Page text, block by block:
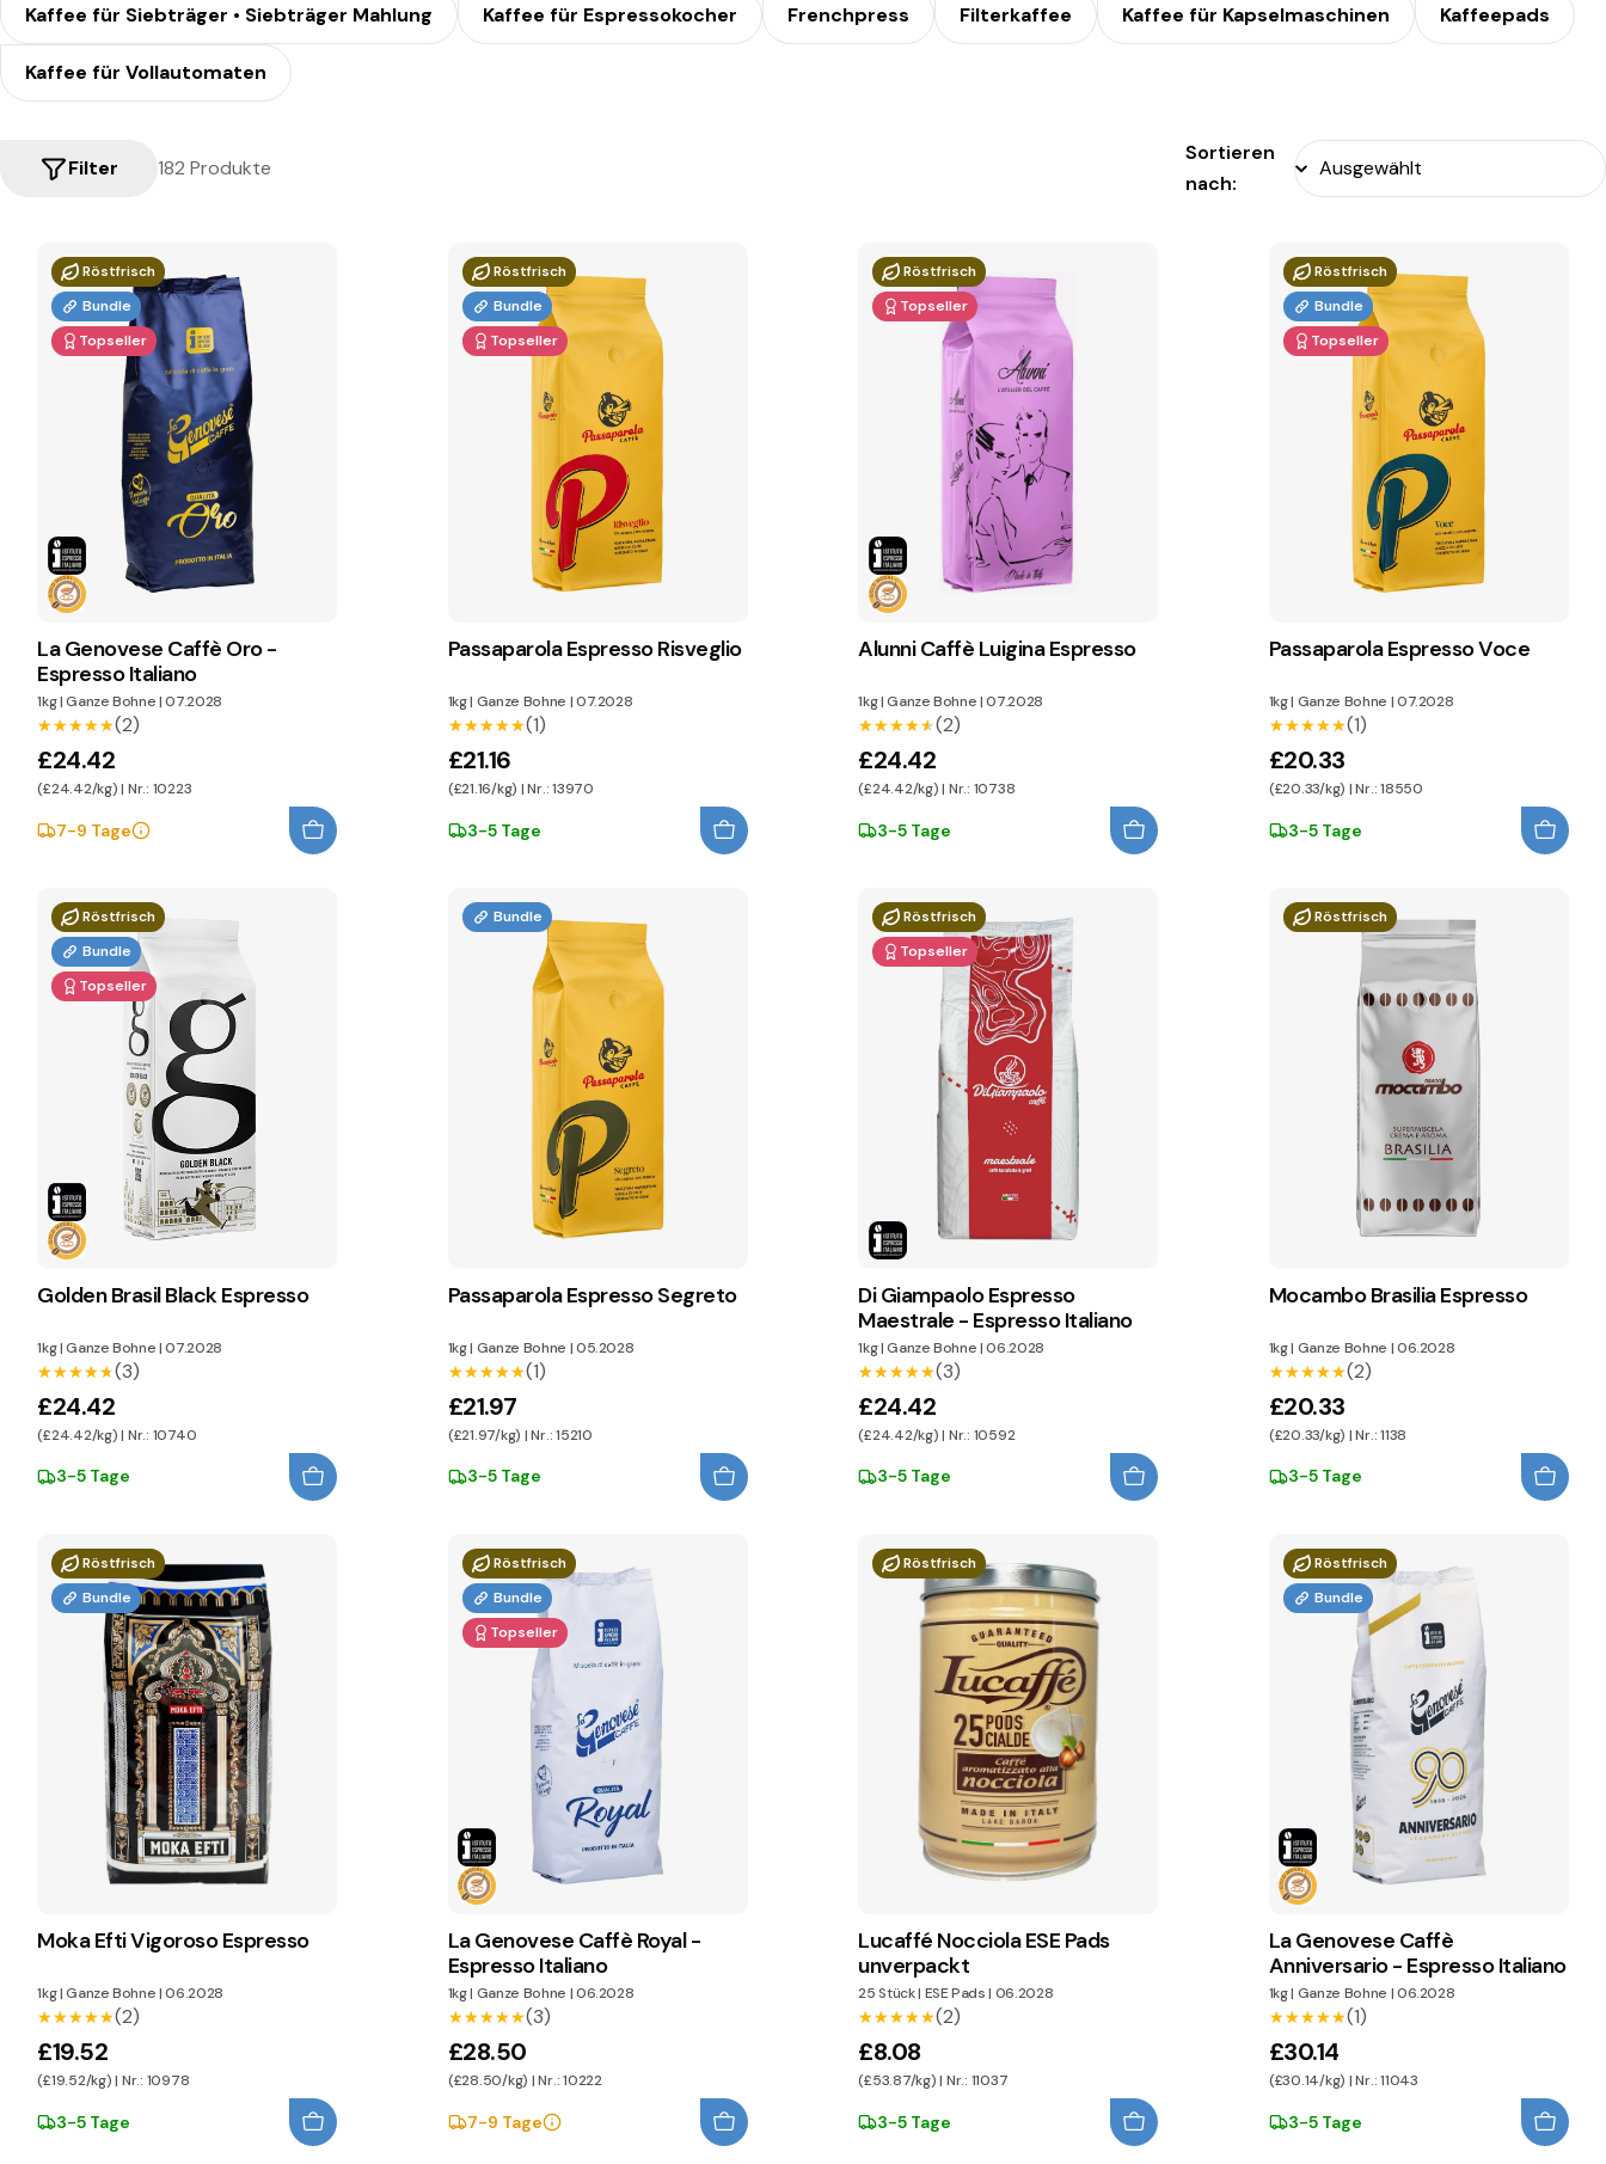
Kaffee für Siebträger • Siebträger Mahlung Kaffee für Espressokocher Frenchpress Filterkaffee Kaffee für Kapselmaschinen Kaffeepads
Kaffee für Vollautomaten
182 Produkte
Filter
Sortieren
nach:
Röstfrisch
Bundle
Topseller
La Genovese Caffè Oro -
Espresso Italiano
1kg|Ganze Bohne|07.2028
★★★★★
★★★★★(2)
£24.42
(£24.42/kg) | Nr.: 10223
7-9 Tage
Röstfrisch
Bundle
Topseller
Passaparola Espresso Risveglio
1kg| Ganze Bohne |07.2028
★★★★★
★★★★★(1)
£21.16
(£21.16/kg) | Nr.: 13970
3-5 Tage
Röstfrisch
Topseller
Alunni Caffè Luigina Espresso
1kg|Ganze Bohne|07.2028
★★★★★
★★★★★(2)
£24.42
(£24.42/kg) | Nr.: 10738
3-5 Tage
Röstfrisch
Bundle
Topseller
Passaparola Espresso Voce
1kg| Ganze Bohne |07.2028
★★★★★
★★★★★(1)
£20.33
(£20.33/kg) | Nr.: 18550
3-5 Tage
Röstfrisch
Bundle
Topseller
Golden Brasil Black Espresso
1kg|Ganze Bohne|07.2028
★★★★★
★★★★★(3)
£24.42
(£24.42/kg) | Nr.: 10740
3-5 Tage
Bundle
Passaparola Espresso Segreto
1kg| Ganze Bohne |05.2028
★★★★★
★★★★★(1)
£21.97
(£21.97/kg) | Nr.: 15210
3-5 Tage
Röstfrisch
Topseller
Di Giampaolo Espresso
Maestrale - Espresso Italiano
1kg|Ganze Bohne|06.2028
★★★★★
★★★★★(3)
£24.42
(£24.42/kg) | Nr.: 10592
3-5 Tage
Röstfrisch
Mocambo Brasilia Espresso
1kg| Ganze Bohne |06.2028
★★★★★
★★★★★(2)
£20.33
(£20.33/kg) | Nr.: 1138
3-5 Tage
Röstfrisch
Bundle
Moka Efti Vigoroso Espresso
1kg|Ganze Bohne|06.2028
★★★★★
★★★★★(2)
£19.52
(£19.52/kg) | Nr.: 10978
3-5 Tage
Röstfrisch
Bundle
Topseller
La Genovese Caffè Royal -
Espresso Italiano
1kg| Ganze Bohne |06.2028
★★★★★
★★★★★(3)
£28.50
(£28.50/kg) | Nr.: 10222
7-9 Tage
Röstfrisch
Lucaffé Nocciola ESE Pads
unverpackt
25 Stück| ESE Pads| 06.2028
★★★★★
★★★★★(2)
£8.08
(£53.87/kg) | Nr.: 11037
3-5 Tage
Röstfrisch
Bundle
La Genovese Caffè
Anniversario - Espresso Italiano
1kg| Ganze Bohne |06.2028
★★★★★
★★★★★(1)
£30.14
(£30.14/kg) | Nr.: 11043
3-5 Tage